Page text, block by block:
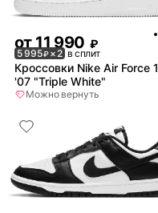
от11 990 ₽
5 995₽× 2 в сплит
Кроссовки Nike Air Force 1
'07 "Triple White"
Можно вернуть